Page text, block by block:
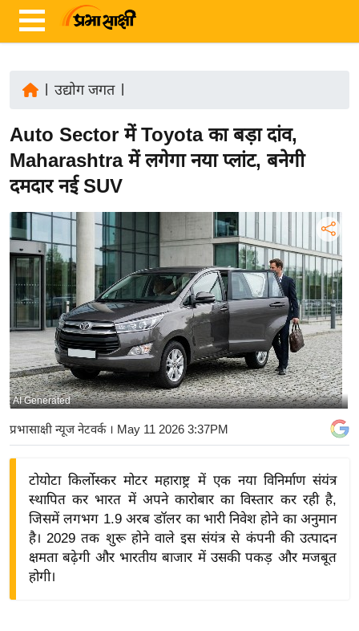
ज़ा
ख
र
रा
ष्ट्री
य
अं
त
र्रा
ष्ट्री
य
बि
ज़
ने
द्यो
उद्योग जगत|
Auto Sector में Toyota का बड़ा दांव,
Maharashtra में लगेगा नया प्लांट, बनेगी
दमदार नई SUV
AI Generated
प्रभासाक्षी न्यूज नेटवर्क। May 11 2026 3:37PM
टोयोटा किर्लोस्कर मोटर महाराष्ट्र में एक नया विनिर्माण संयंत्र
स्थापित कर भारत में अपने कारोबार का विस्तार कर रही है,
जिसमें लगभग 1.9 अरब डॉलर का भारी निवेश होने का अनुमान
है। 2029 तक शुरू होने वाले इस संयंत्र से कंपनी की उत्पादन
क्षमता बढ़ेगी और भारतीय बाजार में उसकी पकड़ और मजबूत
होगी।